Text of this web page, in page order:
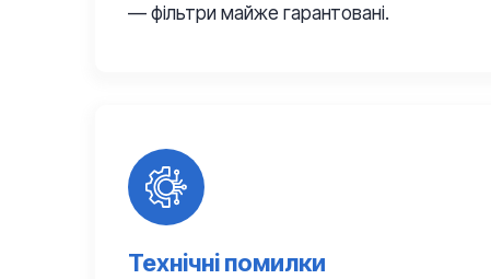
— фільтри майже гарантовані.
Технічні помилки